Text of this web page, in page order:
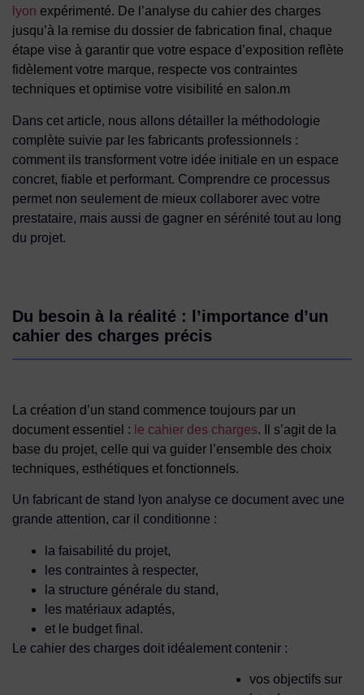
lyon expérimenté. De l’analyse du cahier des charges
jusqu’à la remise du dossier de fabrication final, chaque
étape vise à garantir que votre espace d’exposition reflète
fidèlement votre marque, respecte vos contraintes
techniques et optimise votre visibilité en salon.m
Dans cet article, nous allons détailler la méthodologie
complète suivie par les fabricants professionnels :
comment ils transforment votre idée initiale en un espace
concret, fiable et performant. Comprendre ce processus
permet non seulement de mieux collaborer avec votre
prestataire, mais aussi de gagner en sérénité tout au long
du projet.
Du besoin à la réalité : l’importance d’un
cahier des charges précis
La création d’un stand commence toujours par un
document essentiel : le cahier des charges. Il s’agit de la
base du projet, celle qui va guider l’ensemble des choix
techniques, esthétiques et fonctionnels.
Un fabricant de stand lyon analyse ce document avec une
grande attention, car il conditionne :
la faisabilité du projet,
les contraintes à respecter,
la structure générale du stand,
les matériaux adaptés,
et le budget final.
Le cahier des charges doit idéalement contenir :
vos objectifs sur